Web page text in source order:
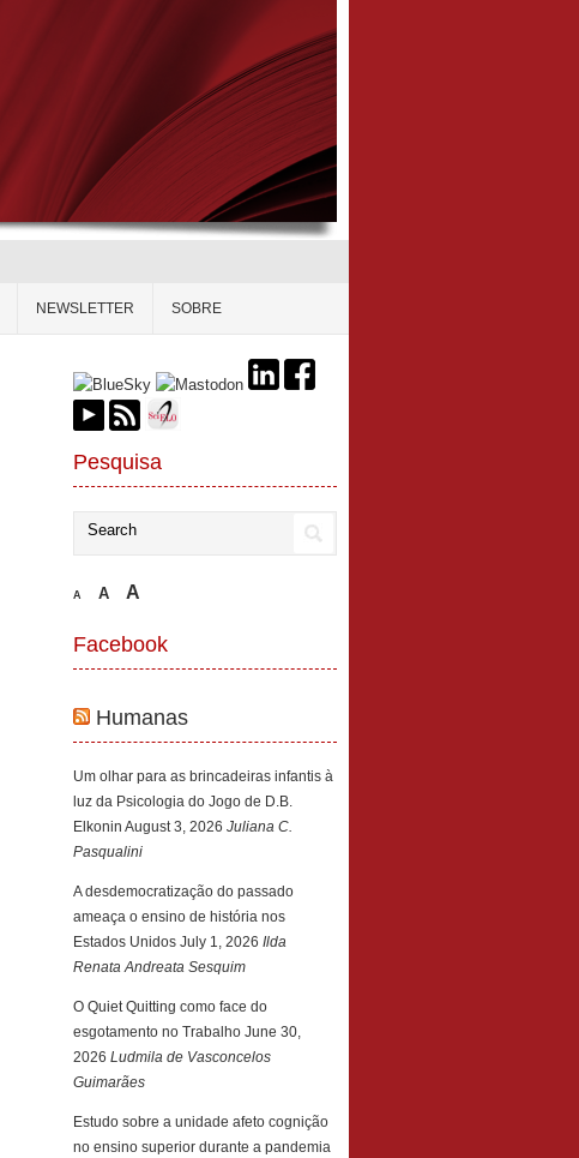
NEWSLETTER SOBRE
Pesquisa
A A A
Facebook
Humanas
Um olhar para as brincadeiras infantis à
luz da Psicologia do Jogo de D.B.
Elkonin August 3, 2026 Juliana C.
Pasqualini
A desdemocratização do passado
ameaça o ensino de história nos
Estados Unidos July 1, 2026 Ilda
Renata Andreata Sesquim
O Quiet Quitting como face do
esgotamento no Trabalho June 30,
2026 Ludmila de Vasconcelos
Guimarães
Estudo sobre a unidade afeto cognição
no ensino superior durante a pandemia